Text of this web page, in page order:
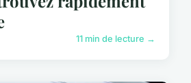
11 min de lecture →